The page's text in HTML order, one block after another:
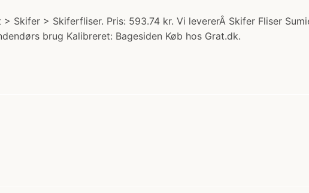
Skifer > Skiferfliser. Pris: 593.74 kr. Vi levererÂ Skifer Fliser
brug Kalibreret: Bagesiden Køb hos Grat.dk.